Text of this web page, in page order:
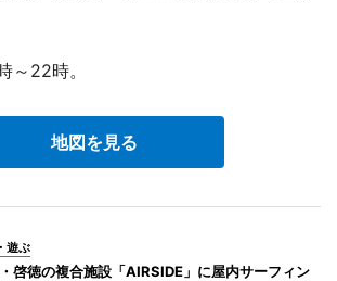
22時。
地図を見る
遊ぶ
啓徳の複合施設「AIRSIDE」に屋内サーフィン